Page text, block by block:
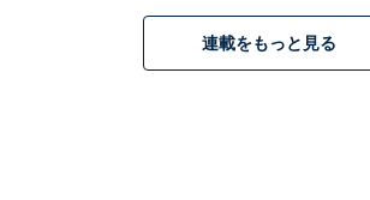
大人（中学生以上）：500円
連載をもっと見る